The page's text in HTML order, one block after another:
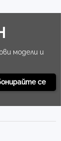
модели и